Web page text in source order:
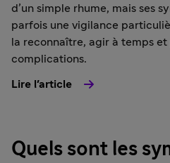
d’un simple rhume, mais ses
parfois une vigilance
la reconnaître, agir à temps
complications.
Lire l'article
Quels sont les